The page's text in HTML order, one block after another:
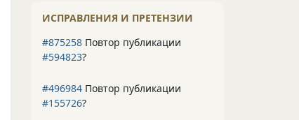
ИСПРАВЛЕНИЯ И ПРЕТЕНЗИИ
#875258 Повтор публикации
#594823?
#496984 Повтор публикации
#155726?